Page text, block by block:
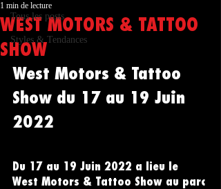
Tous les posts
Styles & Tendances
WEST MOTORS & TATTOO
SHOW
1 min de lecture
West Motors & Tattoo
Show du 17 au 19 Juin
2022
Du 17 au 19 Juin 2022 a lieu le
West Motors & Tattoo Show au parc